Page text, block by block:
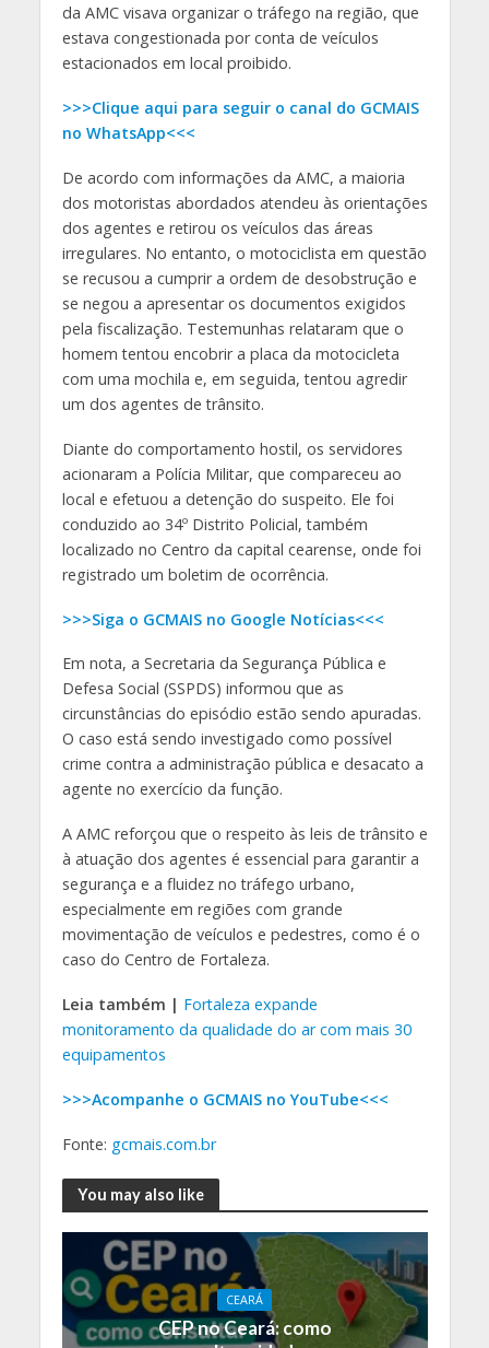
da AMC visava organizar o tráfego na região, que
estava congestionada por conta de veículos
estacionados em local proibido.
>>>Clique aqui para seguir o canal do GCMAIS
no WhatsApp<<<
De acordo com informações da AMC, a maioria
dos motoristas abordados atendeu às orientações
dos agentes e retirou os veículos das áreas
irregulares. No entanto, o motociclista em questão
se recusou a cumprir a ordem de desobstrução e
se negou a apresentar os documentos exigidos
pela fiscalização. Testemunhas relataram que o
homem tentou encobrir a placa da motocicleta
com uma mochila e, em seguida, tentou agredir
um dos agentes de trânsito.
Diante do comportamento hostil, os servidores
acionaram a Polícia Militar, que compareceu ao
local e efetuou a detenção do suspeito. Ele foi
conduzido ao 34º Distrito Policial, também
localizado no Centro da capital cearense, onde foi
registrado um boletim de ocorrência.
>>>Siga o GCMAIS no Google Notícias<<<
Em nota, a Secretaria da Segurança Pública e
Defesa Social (SSPDS) informou que as
circunstâncias do episódio estão sendo apuradas.
O caso está sendo investigado como possível
crime contra a administração pública e desacato a
agente no exercício da função.
A AMC reforçou que o respeito às leis de trânsito e
à atuação dos agentes é essencial para garantir a
segurança e a fluidez no tráfego urbano,
especialmente em regiões com grande
movimentação de veículos e pedestres, como é o
caso do Centro de Fortaleza.
Leia também | Fortaleza expande
monitoramento da qualidade do ar com mais 30
equipamentos
>>>Acompanhe o GCMAIS no YouTube<<<
Fonte: gcmais.com.br
You may also like
CEARÁ
CEP no Ceará: como